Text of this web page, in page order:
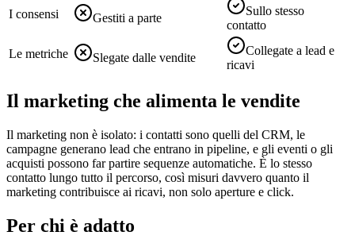
I consensi Gestiti a parte
Sullo stesso
contatto
Le metriche Slegate dalle vendite
Collegate a lead e
ricavi
Il marketing che alimenta le vendite
Il marketing non è isolato: i contatti sono quelli del CRM, le
campagne generano lead che entrano in pipeline, e gli eventi o gli
acquisti possono far partire sequenze automatiche. È lo stesso
contatto lungo tutto il percorso, così misuri davvero quanto il
marketing contribuisce ai ricavi, non solo aperture e click.
Per chi è adatto